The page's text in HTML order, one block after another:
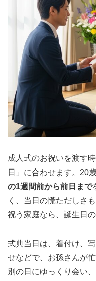
成人式のお祝いを渡す
日」に合わせます。20
の1週間前から前日まで
く、当日の慌ただしさ
祝う家庭なら、誕生日
式典当日は、着付け、
せなどで、お孫さんが
別の日にゆっくり会い